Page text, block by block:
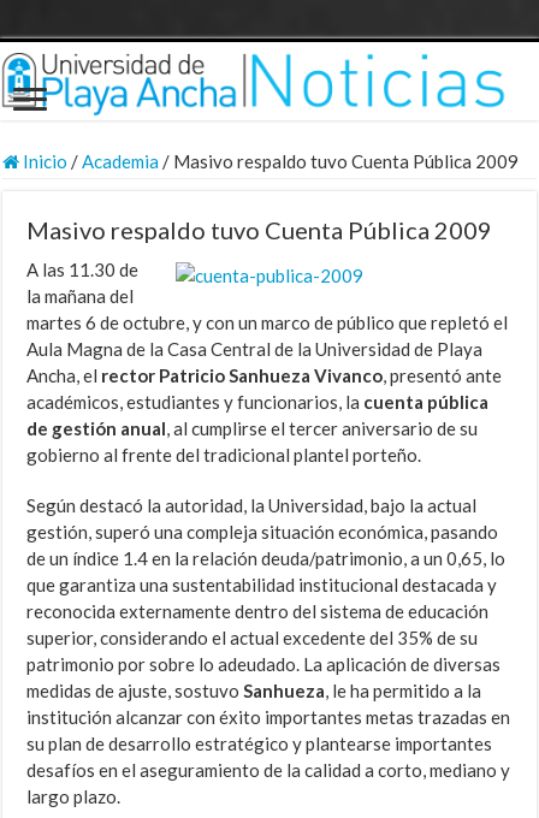
Inicio /Academia/ Masivo respaldo tuvo Cuenta Pública 2009
Masivo respaldo tuvo Cuenta Pública 2009
A las 11.30 de
la mañana del
martes 6 de octubre, y con un marco de público que repletó el
Aula Magna de la Casa Central de la Universidad de Playa
Ancha, el rector Patricio Sanhueza Vivanco, presentó ante
académicos, estudiantes y funcionarios, la cuenta pública
de gestión anual, al cumplirse el tercer aniversario de su
gobierno al frente del tradicional plantel porteño.
Según destacó la autoridad, la Universidad, bajo la actual
gestión, superó una compleja situación económica, pasando
de un índice 1.4 en la relación deuda/patrimonio, a un 0,65, lo
que garantiza una sustentabilidad institucional destacada y
reconocida externamente dentro del sistema de educación
superior, considerando el actual excedente del 35% de su
patrimonio por sobre lo adeudado. La aplicación de diversas
medidas de ajuste, sostuvoSanhueza, le ha permitido a la
institución alcanzar con éxito importantes metas trazadas en
su plan de desarrollo estratégico y plantearse importantes
desafíos en el aseguramiento de la calidad a corto, mediano y
largo plazo.